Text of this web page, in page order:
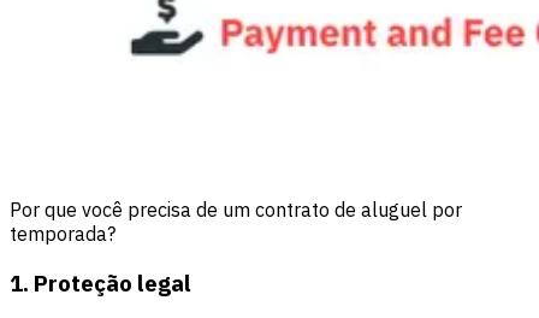
Por que você precisa de um contrato de aluguel por
temporada?
1. Proteção legal